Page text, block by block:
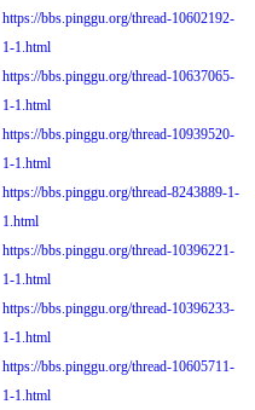
https://bbs.pinggu.org/thread-10602192-
1-1.html
https://bbs.pinggu.org/thread-10637065-
1-1.html
https://bbs.pinggu.org/thread-10939520-
1-1.html
https://bbs.pinggu.org/thread-8243889-1-
1.html
https://bbs.pinggu.org/thread-10396221-
1-1.html
https://bbs.pinggu.org/thread-10396233-
1-1.html
https://bbs.pinggu.org/thread-10605711-
1-1.html